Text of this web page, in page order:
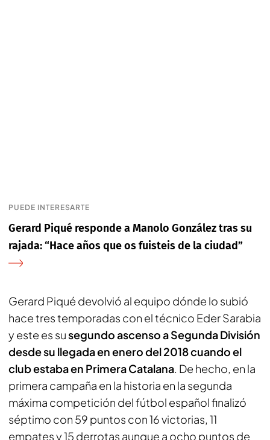
PUEDE INTERESARTE
Gerard Piqué responde a Manolo González tras su
rajada: “Hace años que os fuisteis de la ciudad”
Gerard Piqué devolvió al equipo dónde lo subió
hace tres temporadas con el técnico Eder Sarabia
y este es susegundo ascenso a Segunda División
desde su llegada en enero del 2018cuando el
club estaba en Primera Catalana. De hecho, en la
primera campaña en la historia en la segunda
máxima competición del fútbol español finalizó
séptimo con 59 puntos con 16 victorias, 11
empates y 15 derrotas aunque a ocho puntos de